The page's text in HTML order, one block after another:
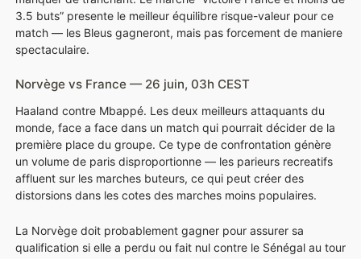
3.5 buts” presente le meilleur équilibre risque-valeur pour ce
match — les Bleus gagneront, mais pas forcement de maniere
spectaculaire.
Norvège vs France — 26 juin, 03h CEST
Haaland contre Mbappé. Les deux meilleurs attaquants du
monde, face a face dans un match qui pourrait décider de la
première place du groupe. Ce type de confrontation génère
un volume de paris disproportionne — les parieurs recreatifs
affluent sur les marches buteurs, ce qui peut créer des
distorsions dans les cotes des marches moins populaires.
La Norvège doit probablement gagner pour assurer sa
qualification si elle a perdu ou fait nul contre le Sénégal au tour